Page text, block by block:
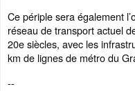
Ce périple sera également
réseau de transport actuel
20e siècles, avec les
km de lignes de métro du
--